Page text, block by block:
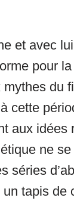
et avec
pour
mythes du
cette
aux idées
ne
séries
un tapis de